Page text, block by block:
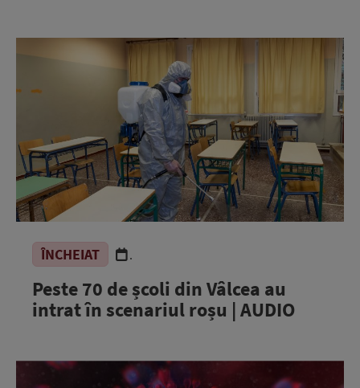
ÎNCHEIAT .
Peste 70 de școli din Vâlcea au
intrat în scenariul roșu | AUDIO